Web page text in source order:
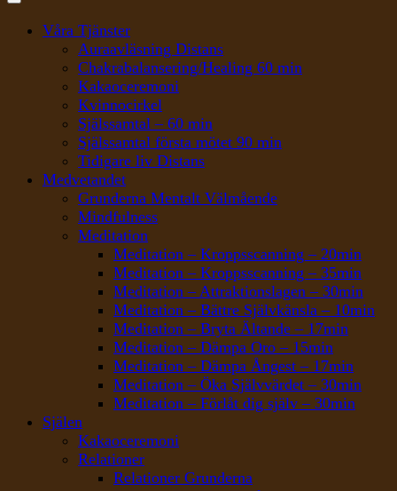
Våra Tjänster
Auraavläsning Distans
Chakrabalansering/Healing 60 min
Kakaoceremoni
Kvinnocirkel
Själssamtal – 60 min
Själssamtal första mötet 90 min
Tidigare liv Distans
Medvetandet
Grunderna Mentalt Välmående
Mindfulness
Meditation
Meditation – Kroppsscanning – 20min
Meditation – Kroppsscanning – 35min
Meditation – Attraktionslagen – 30min
Meditation – Bättre Självkänsla – 10min
Meditation – Bryta Ältande – 17min
Meditation – Dämpa Oro – 15min
Meditation – Dämpa Ångest – 17min
Meditation – Öka Självvärdet – 30min
Meditation – Förlåt dig själv – 30min
Själen
Kakaoceremoni
Relationer
Relationer Grunderna